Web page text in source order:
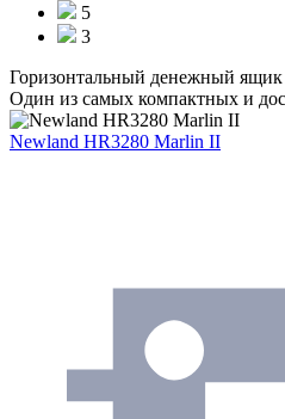
5
3
Горизонтальный денежный ящик
Один из самых компактных и
Newland HR3280 Marlin II